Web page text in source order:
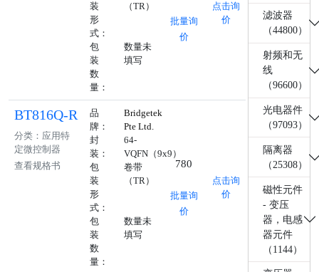
装
形
式：
（TR）
包
装
数
量：
数量未
填写
批量询
价
点击询
价
BT816Q-R
分类：应用特
定微控制器
查看规格书
品
牌：
Bridgetek
Pte Ltd.
封
装：
64-
VQFN（9x9）
包
装
形
式：
卷带
（TR）
包
装
数
量：
数量未
填写
780
批量询
价
点击询
价
滤波器
（44800）
射频和无
线
（96600）
光电器件
（97093）
隔离器
（25308）
磁性元件
- 变压
器，电感
器元件
（1144）